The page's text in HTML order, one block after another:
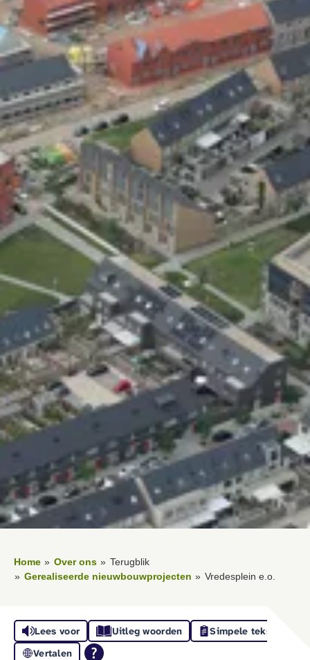
Home Over ons
Terugblik
Gerealiseerde nieuwbouwprojecten
Vredesplein e.o.
Lees voor Uitleg woorden
Simpele tekst
Vertalen